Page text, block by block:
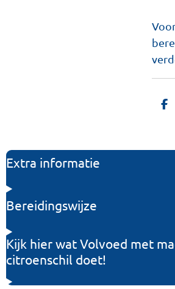
D
n
Extra informatie
Bereidingswijze
Kijk hier wat Volvoed met
citroenschil doet!